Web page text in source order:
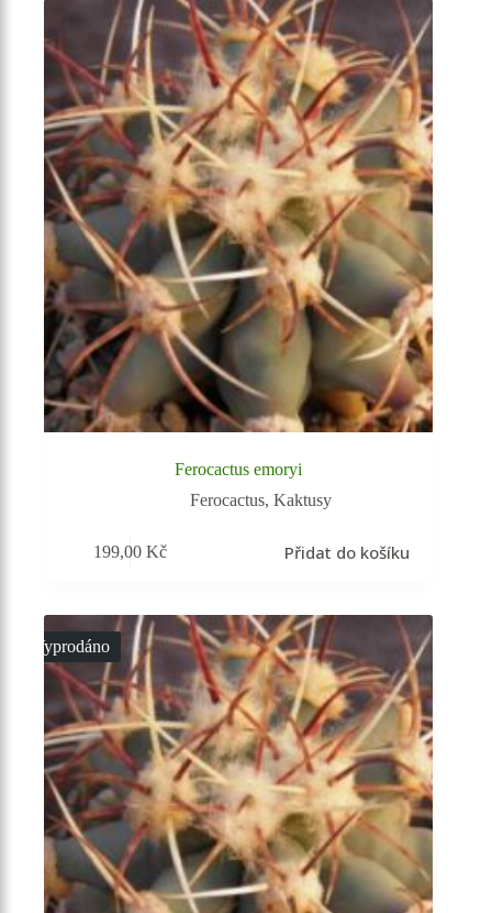
Ferocactus emoryi
Ferocactus, Kaktusy
199,00Kč Přidat do košíku
Vyprodáno